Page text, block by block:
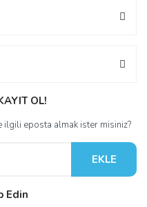
OL!
ilgili eposta almak ister misiniz?
EKLE
Edin